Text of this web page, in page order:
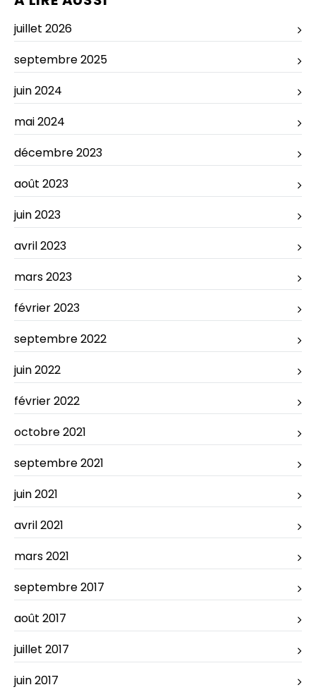
juillet 2026
septembre 2025
juin 2024
mai 2024
décembre 2023
août 2023
juin 2023
avril 2023
mars 2023
février 2023
septembre 2022
juin 2022
février 2022
octobre 2021
septembre 2021
juin 2021
avril 2021
mars 2021
septembre 2017
août 2017
juillet 2017
juin 2017